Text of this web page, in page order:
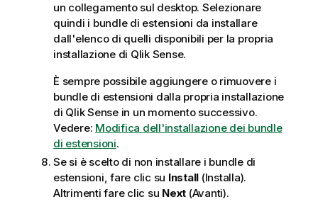
un collegamento sul desktop. Selezionare
quindi i bundle di estensioni da installare
dall'elenco di quelli disponibili per la propria
installazione di Qlik Sense.
È sempre possibile aggiungere o rimuovere i
bundle di estensioni dalla propria installazione
di Qlik Sensein un momento successivo.
Vedere: Modifica dell'installazione dei bundle
di estensioni.
Se si è scelto di non installare i bundle di
estensioni, fare clic su Install (Installa).
Altrimenti fare clic su Next (Avanti).